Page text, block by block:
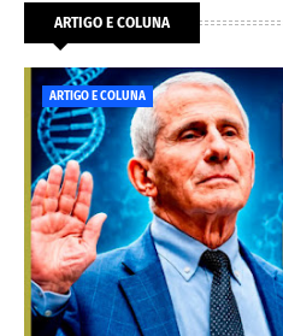
ARTIGO E COLUNA
ARTIGO E COLUNA